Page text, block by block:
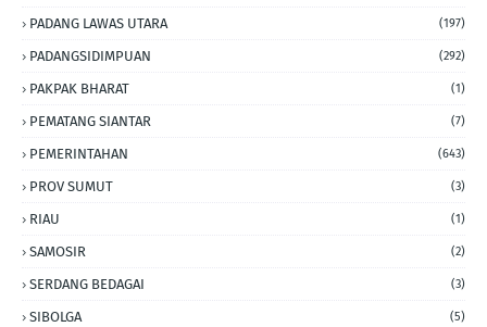
PADANG LAWAS UTARA (197)
PADANGSIDIMPUAN (292)
PAKPAK BHARAT (1)
PEMATANG SIANTAR (7)
PEMERINTAHAN (643)
PROV SUMUT (3)
RIAU (1)
SAMOSIR (2)
SERDANG BEDAGAI (3)
SIBOLGA (5)